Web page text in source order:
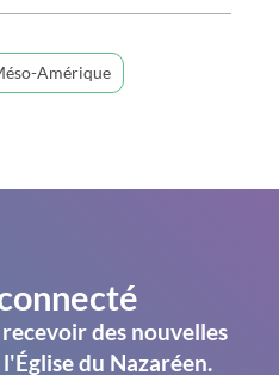
Amérique
des nouvelles
du Nazaréen.